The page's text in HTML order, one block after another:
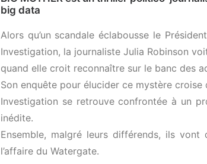
big data
Alors qu’un scandale éclabousse le
Investigation, la journaliste Julia Robinson
quand elle croit reconnaître sur le banc des
Son enquête pour élucider ce mystère
Investigation se retrouve confrontée à un
inédite.
Ensemble, malgré leurs différends, ils
l’affaire du Watergate.